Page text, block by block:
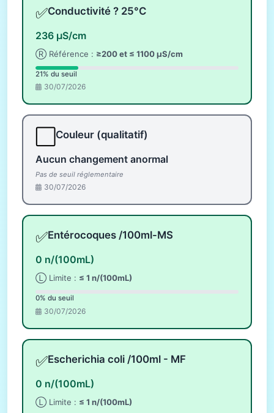
✅Conductivité ? 25°C
236 µS/cm
Ⓡ Référence : ≥200 et ≤ 1100 µS/cm
21% du seuil
30/07/2026
Couleur (qualitatif)
Aucun changement anormal
Pas de seuil réglementaire
30/07/2026
✅Entérocoques /100ml-MS
0 n/(100mL)
Ⓛ Limite : ≤ 1 n/(100mL)
0% du seuil
30/07/2026
✅Escherichia coli /100ml - MF
0 n/(100mL)
Ⓛ Limite : ≤ 1 n/(100mL)